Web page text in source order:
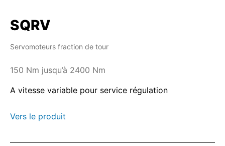
SQRV
Servomoteurs fraction de tour
150 Nm jusqu’à 2400 Nm
A vitesse variable pour service régulation
Vers le produit